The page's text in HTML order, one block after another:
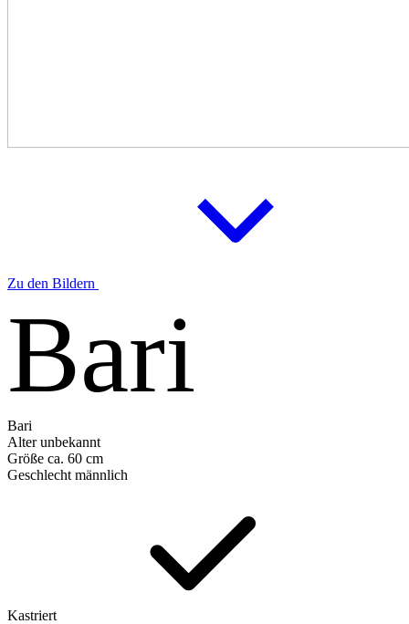
Zu den Bildern
Bari
Bari
Alter unbekannt
Größe ca. 60 cm
Geschlecht männlich
Kastriert